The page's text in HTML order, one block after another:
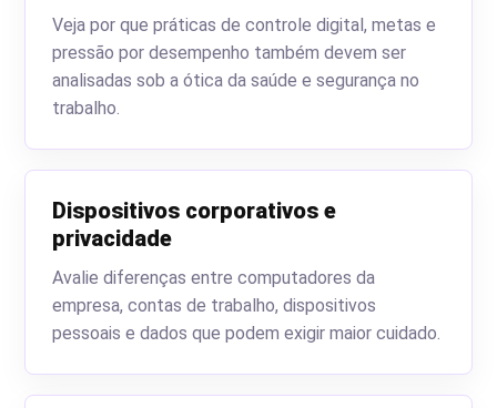
Veja por que práticas de controle digital, metas e
pressão por desempenho também devem ser
analisadas sob a ótica da saúde e segurança no
trabalho.
Dispositivos corporativos e
privacidade
Avalie diferenças entre computadores da
empresa, contas de trabalho, dispositivos
pessoais e dados que podem exigir maior cuidado.